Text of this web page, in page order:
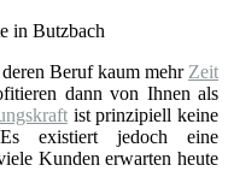
Beruf kaum mehr Zeit
dann von Ihnen als
ist prinzipiell keine
existiert jedoch eine
Kunden erwarten heute